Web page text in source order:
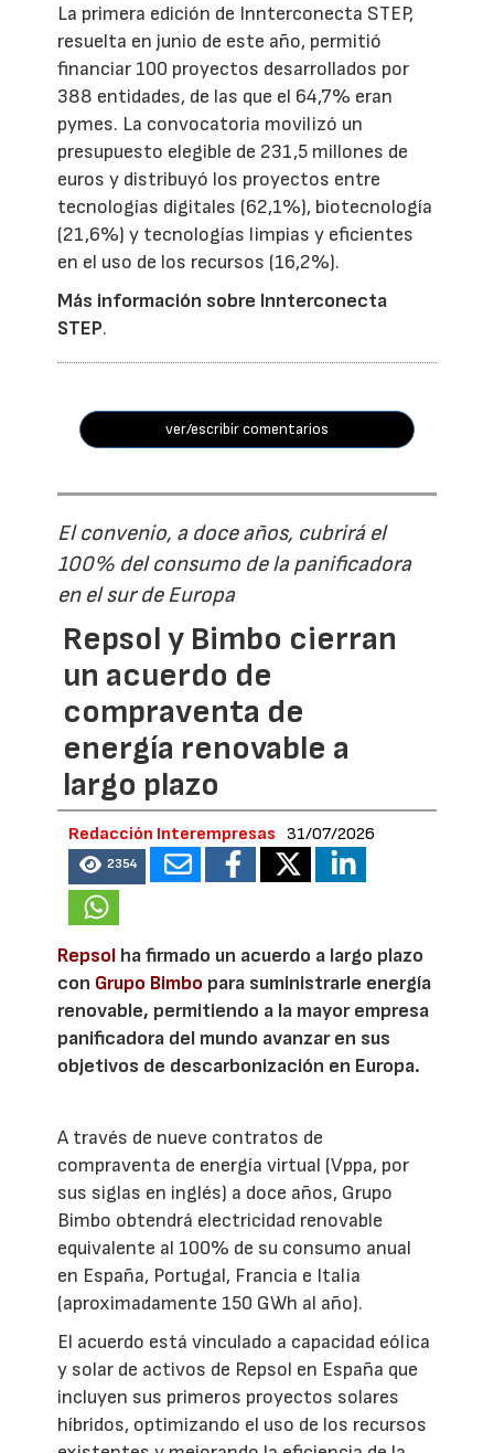
La primera edición de Innterconecta STEP,
resuelta en junio de este año, permitió
financiar 100 proyectos desarrollados por
388 entidades, de las que el 64,7% eran
pymes. La convocatoria movilizó un
presupuesto elegible de 231,5 millones de
euros y distribuyó los proyectos entre
tecnologías digitales (62,1%), biotecnología
(21,6%) y tecnologías limpias y eficientes
en el uso de los recursos (16,2%).
Más información sobre Innterconecta
STEP.
ver/escribir comentarios
El convenio, a doce años, cubrirá el
100% del consumo de la panificadora
en el sur de Europa
Repsol y Bimbo cierran
un acuerdo de
compraventa de
energía renovable a
largo plazo
Redacción Interempresas 31/07/2026
2354
Repsol ha firmado un acuerdo a largo plazo
con Grupo Bimbo para suministrarle energía
renovable, permitiendo a la mayor empresa
panificadora del mundo avanzar en sus
objetivos de descarbonización en Europa.
A través de nueve contratos de
compraventa de energía virtual (Vppa, por
sus siglas en inglés) a doce años, Grupo
Bimbo obtendrá electricidad renovable
equivalente al 100% de su consumo anual
en España, Portugal, Francia e Italia
(aproximadamente 150 GWh al año).
El acuerdo está vinculado a capacidad eólica
y solar de activos de Repsol en España que
incluyen sus primeros proyectos solares
híbridos, optimizando el uso de los recursos